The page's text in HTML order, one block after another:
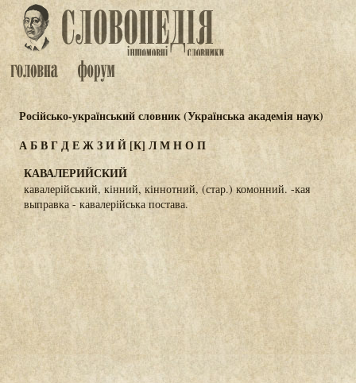
Російсько-український словник (Українська академія наук)
АБВГДЕЖЗИЙ[К]ЛМНОП
КАВАЛЕРИЙСКИЙ
кавалерійський, кінний, кіннотний, (стар.) комонний. -кая
выправка - кавалерійська постава.